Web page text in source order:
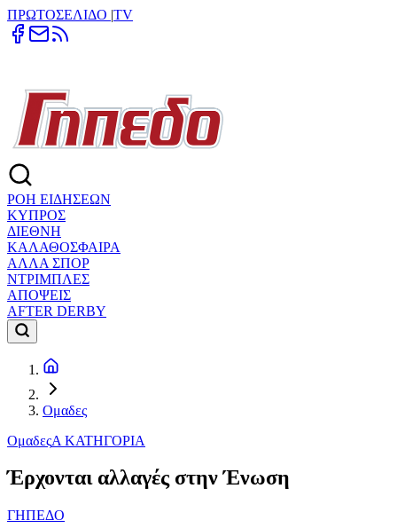
ΠΡΩΤΟΣΕΛΙΔΟ |TV
ΡΟΗ ΕΙΔΗΣΕΩΝ
ΚΥΠΡΟΣ
ΔΙΕΘΝΗ
ΚΑΛΑΘΟΣΦΑΙΡΑ
ΑΛΛΑ ΣΠΟΡ
ΝΤΡΙΜΠΛΕΣ
ΑΠΟΨΕΙΣ
AFTER DERBY
Ομαδες
ΟμαδεςΑ ΚΑΤΗΓΟΡΙΑ
Έρχονται αλλαγές στην Ένωση
ΓΗΠΕΔΟ